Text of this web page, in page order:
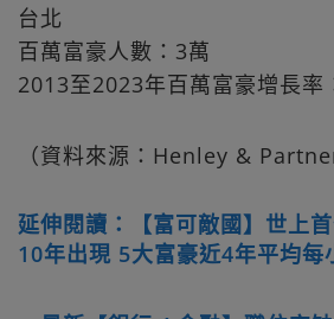
台北
百萬富豪人數：3萬
2013至2023年百萬富豪增長率
（資料來源：Henley &
延伸閱讀：【富可敵國】世上
10年出現 5大富豪近4年平均每